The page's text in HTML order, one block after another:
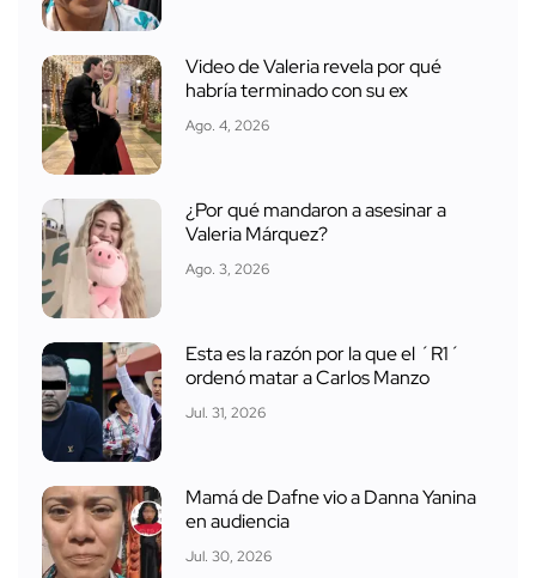
Video de Valeria revela por qué
habría terminado con su ex
Ago. 4, 2026
¿Por qué mandaron a asesinar a
Valeria Márquez?
Ago. 3, 2026
Esta es la razón por la que el ´R1´
ordenó matar a Carlos Manzo
Jul. 31, 2026
Mamá de Dafne vio a Danna Yanina
en audiencia
Jul. 30, 2026